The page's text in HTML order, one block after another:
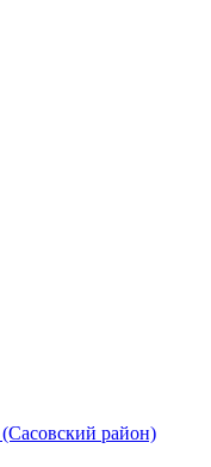
район)